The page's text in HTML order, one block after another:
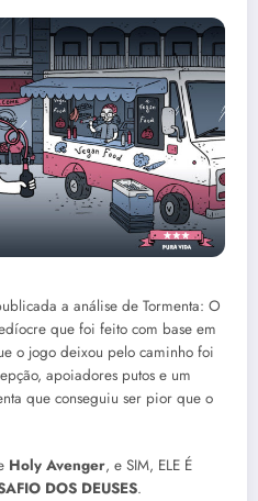
a análise de Tormenta: O
que foi feito com base em
o jogo deixou pelo caminho foi
apoiadores putos e um
que conseguiu ser pior que o
Holy Avenger, e SIM, ELE É
DOS DEUSES.